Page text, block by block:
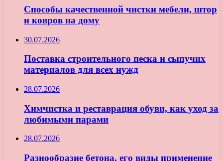
Способы качественной чистки мебели, штор
и ковров на дому
30.07.2026
Поставка строительного песка и сыпучих
материалов для всех нужд
28.07.2026
Химчистка и реставрация обуви, как уход за
любимыми парами
28.07.2026
Разнообразие бетона, его виды применение